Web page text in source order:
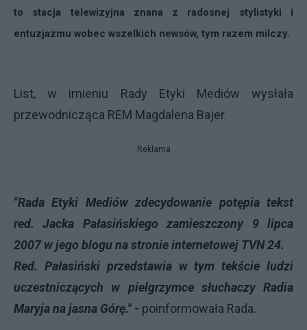
to stacja telewizyjna znana z radosnej stylistyki i
entuzjazmu wobec wszelkich newsów, tym razem milczy.
List, w imieniu Rady Etyki Mediów wysłała
przewodnicząca REM Magdalena Bajer.
Reklama
"Rada Etyki Mediów zdecydowanie potępia tekst
red. Jacka Pałasińskiego zamieszczony 9 lipca
2007 w jego blogu na stronie internetowej TVN 24.
Red. Pałasiński przedstawia w tym tekście ludzi
uczestniczących w pielgrzymce słuchaczy Radia
Maryja na jasna Górę." - poinformowała Rada.